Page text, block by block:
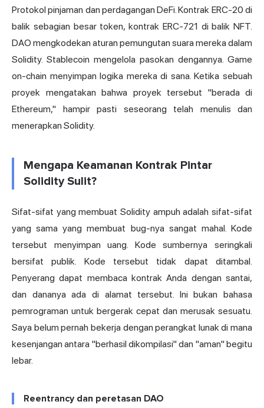
Protokol pinjaman dan perdagangan DeFi. Kontrak ERC-20 di
balik sebagian besar token, kontrak ERC-721 di balik NFT.
DAO mengkodekan aturan pemungutan suara mereka dalam
Solidity. Stablecoin mengelola pasokan dengannya. Game
on-chain menyimpan logika mereka di sana. Ketika sebuah
proyek mengatakan bahwa proyek tersebut "berada di
Ethereum," hampir pasti seseorang telah menulis dan
menerapkan Solidity.
Mengapa Keamanan Kontrak Pintar
Solidity Sulit?
Sifat-sifat yang membuat Solidity ampuh adalah sifat-sifat
yang sama yang membuat bug-nya sangat mahal. Kode
tersebut menyimpan uang. Kode sumbernya seringkali
bersifat publik. Kode tersebut tidak dapat ditambal.
Penyerang dapat membaca kontrak Anda dengan santai,
dan dananya ada di alamat tersebut. Ini bukan bahasa
pemrograman untuk bergerak cepat dan merusak sesuatu.
Saya belum pernah bekerja dengan perangkat lunak di mana
kesenjangan antara "berhasil dikompilasi" dan "aman" begitu
lebar.
Reentrancy dan peretasan DAO